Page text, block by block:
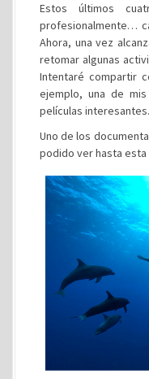
Estos últimos
profesionalmente…
Ahora, una vez
retomar algunas
Intentaré compartir
ejemplo, una de
películas interesantes.
Uno de los
podido ver hasta esta